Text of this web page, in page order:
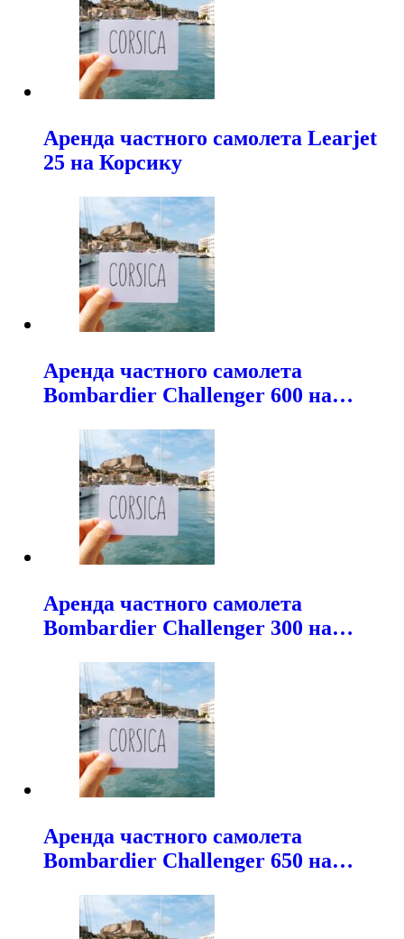
Аренда частного самолета Learjet
25 на Корсику
Аренда частного самолета
Bombardier Challenger 600 на…
Аренда частного самолета
Bombardier Challenger 300 на…
Аренда частного самолета
Bombardier Challenger 650 на…